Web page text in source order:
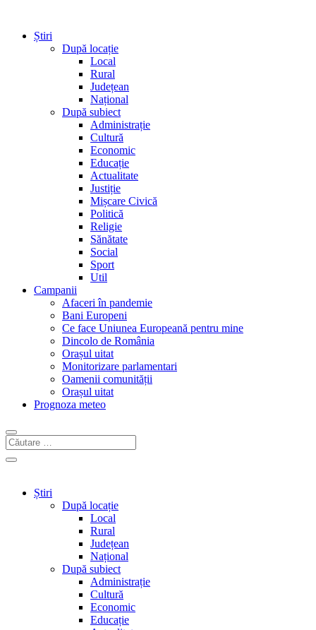
Știri
După locație
Local
Rural
Județean
Național
După subiect
Administrație
Cultură
Economic
Educație
Actualitate
Justiție
Mișcare Civică
Politică
Religie
Sănătate
Social
Sport
Util
Campanii
Afaceri în pandemie
Bani Europeni
Ce face Uniunea Europeană pentru mine
Dincolo de România
Orașul uitat
Monitorizare parlamentari
Oamenii comunității
Orașul uitat
Prognoza meteo
Știri
După locație
Local
Rural
Județean
Național
După subiect
Administrație
Cultură
Economic
Educație